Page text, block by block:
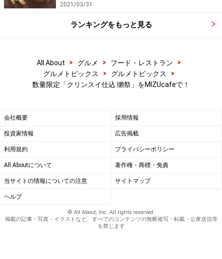
2021/03/31
ランキングをもっと見る
All About > グルメ > フード・レストラン
>
グルメトピックス
> グルメトピックス
>
数量限定「クリンスイ仕込 獺祭」をMIZUcafeで！
会社概要 採用情報
投資家情報 広告掲載
利用規約 プライバシーポリシー
All Aboutについて 著作権・商標・免責
当サイトの情報についての注意 サイトマップ
ヘルプ
© All About, Inc. All rights reserved.
掲載の記事・写真・イラストなど、すべてのコンテンツの無断複写・転載・公衆送信等
を禁じます